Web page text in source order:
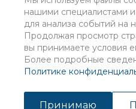
нашими специалистами
для анализа событий на
Продолжая просмотр
вы принимаете условия
Более подробные
Политике
Принимаю